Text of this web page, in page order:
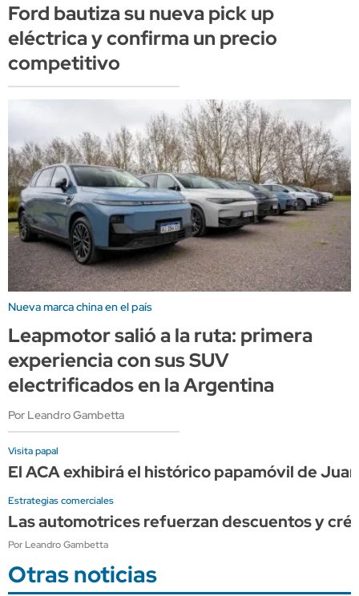
Ford bautiza su nueva pick up
eléctrica y confirma un precio
competitivo
Nueva marca china en el país
Leapmotor salió a la ruta: primera
experiencia con sus SUV
electrificados en la Argentina
Por Leandro Gambetta
Visita papal
El ACA exhibirá el histórico papamóvil de
Estrategias comerciales
Las automotrices refuerzan descuentos y
Por Leandro Gambetta
Otras noticias